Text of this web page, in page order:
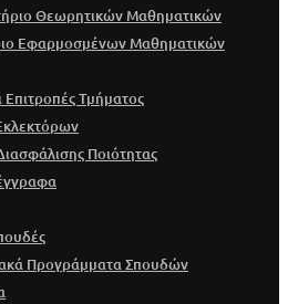
Θεωρητικών Μαθηματικών
Εφαρμοσμένων Μαθηματικών
Επιτροπές Τμήματος
Ποιότητας
Προγράμματα Σπουδών